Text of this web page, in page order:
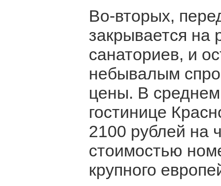
Во-вторых,
закрывается на
санаториев, и
небывалым
цены. В
гостинице
2100 рублей на
стоимостью
крупного